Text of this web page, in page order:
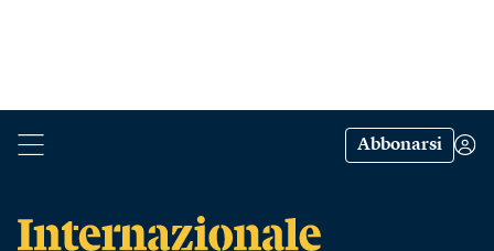
Abbonarsi